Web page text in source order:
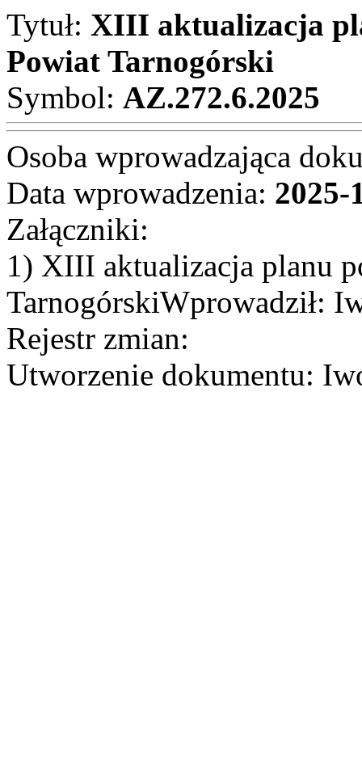
Tytuł: XIII aktualizacja
Powiat Tarnogórski
Symbol: AZ.272.6.2025
Osoba wprowadzająca
Data wprowadzenia: 2025-
Załączniki:
1) XIII aktualizacja planu
TarnogórskiWprowadził:
Rejestr zmian:
Utworzenie dokumentu: